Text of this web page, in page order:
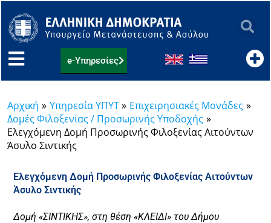
στο
περιεχόμενο
e-Υπηρεσίες
Αρχική Υπηρεσία ΥΠΥΤ
Eπιχειρησιακές Μονάδες
Δομές Φιλοξενίας / Προσωρινής Υποδοχής
Ελεγχόμενη Δομή Προσωρινής Φιλοξενίας Αιτούντων
Άσυλο Σιντικής
Ελεγχόμενη Δομή Προσωρινής Φιλοξενίας Αιτούντων
Άσυλο Σιντικής
Δομή «ΣΙΝΤΙΚΗΣ», στη θέση «ΚΛΕΙΔΙ» του Δήμου